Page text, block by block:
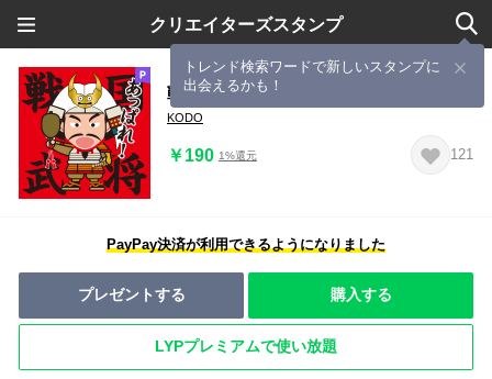
クリエイターズスタンプ
トレンド検索ワードで新しいスタンプに
出会えるかも！
戦国武将あっぱれスタンプ
KODO
￥190 1%還元 121
PayPay決済が利用できるようになりました
プレゼントする 購入する
LYPプレミアムで使い放題